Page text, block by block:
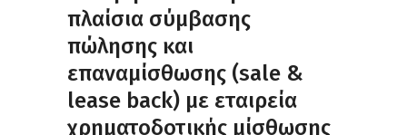
πλαίσια σύμβασης
πώλησης και
επαναμίσθωσης (sale &
lease back) με εταιρεία
χρηματοδοτικής μίσθωσης